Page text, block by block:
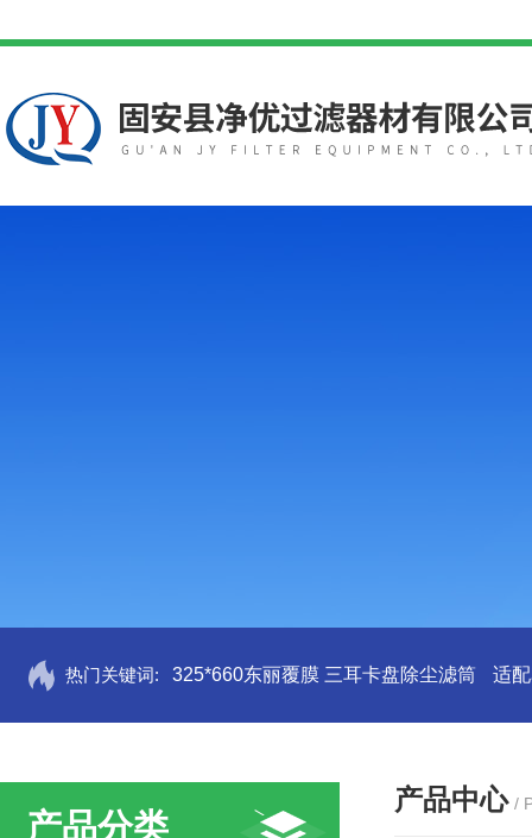
热门关键词: 325*660东丽覆膜 三耳卡盘除尘滤筒 适
产品分类
产品中心 /